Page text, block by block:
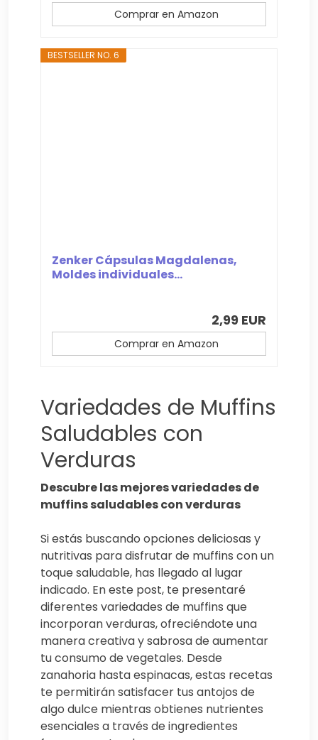
Comprar en Amazon
BESTSELLER NO. 6
Zenker Cápsulas Magdalenas,
Moldes individuales...
2,99 EUR
Comprar en Amazon
Variedades de Muffins
Saludables con
Verduras
Descubre las mejores variedades de
muffins saludables con verduras
Si estás buscando opciones deliciosas y
nutritivas para disfrutar de muffins con un
toque saludable, has llegado al lugar
indicado. En este post, te presentaré
diferentes variedades de muffins que
incorporan verduras, ofreciéndote una
manera creativa y sabrosa de aumentar
tu consumo de vegetales. Desde
zanahoria hasta espinacas, estas recetas
te permitirán satisfacer tus antojos de
algo dulce mientras obtienes nutrientes
esenciales a través de ingredientes